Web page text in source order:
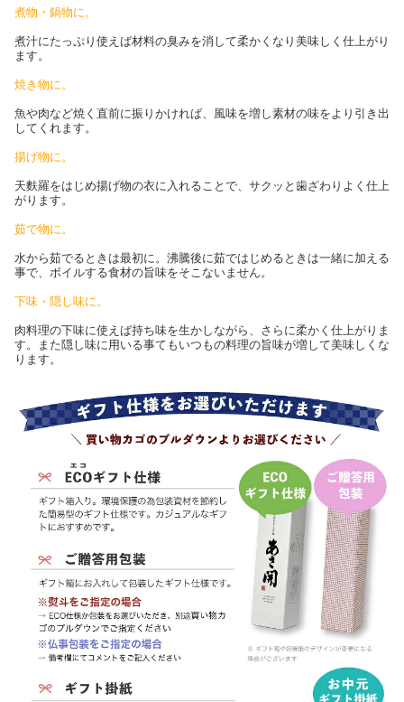
煮物・鍋物に。
煮汁にたっぷり使えば材料の臭みを消して柔かくなり美味しく仕上がり
ます。
焼き物に。
魚や肉など焼く直前に振りかければ、風味を増し素材の味をより引き出
してくれます。
揚げ物に。
天麩羅をはじめ揚げ物の衣に入れることで、サクッと歯ざわりよく仕上
がります。
茹で物に。
水から茹でるときは最初に。沸騰後に茹ではじめるときは一緒に加える
事で、ボイルする食材の旨味をそこないません。
下味・隠し味に。
肉料理の下味に使えば持ち味を生かしながら、さらに柔かく仕上がりま
す。また隠し味に用いる事てもいつもの料理の旨味が増して美味しくな
ります。